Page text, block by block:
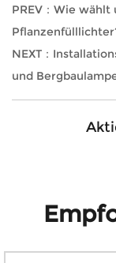
PREV：Wie
NEXT：
und